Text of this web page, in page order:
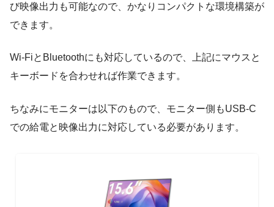
び映像出力も可能なので、かなりコンパクトな環境構築が
できます。
Wi-FiとBluetoothにも対応しているので、上記にマウスと
キーボードを合わせれば作業できます。
ちなみにモニターは以下のもので、モニター側もUSB-C
での給電と映像出力に対応している必要があります。